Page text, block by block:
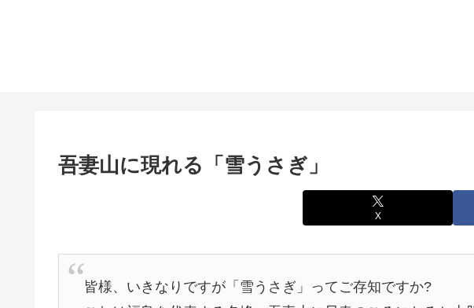
吾妻山に現れる「雪うさぎ」
X
皆様、いきなりですが「雪うさぎ」ってご存知ですか?